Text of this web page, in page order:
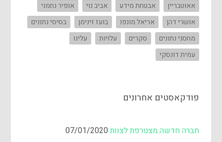
אאוטבריין
אבטחת מידע אביב נוי
אופיר נחמני
אושרי דהן
אריאל מונפו בועז זינימן
בסיסי נתונים
מחסני נתונים
סקרים עלויות
עלינו
עמית דונסקי
פודקאסטים אחרונים
חברה חדשה מצטרפת לצוות07/01/2020